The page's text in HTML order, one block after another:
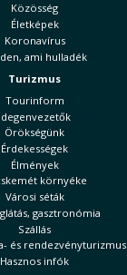
Közösség
Életképek
Koronavírus
ami hulladék
Turizmus
Tourinform
Idegenvezetők
Örökségünk
Érdekességek
Élmények
környéke
Városi séták
gasztronómia
Szállás
és rendezvényturizmus
Hasznos infók